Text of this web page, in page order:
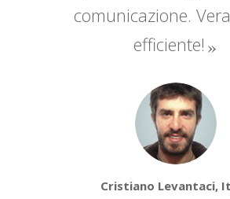
comunicazione.
efficiente!
Cristiano Levantaci,